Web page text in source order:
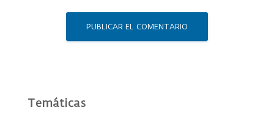
Temáticas